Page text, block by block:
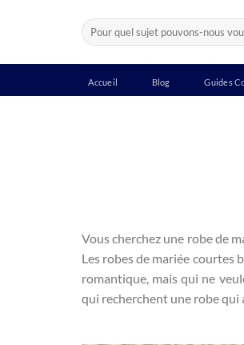
Recherche
pour :
Accueil Blog Guides
Vous cherchez une robe de
Les robes de mariée courtes
romantique, mais qui ne
qui recherchent une robe qui